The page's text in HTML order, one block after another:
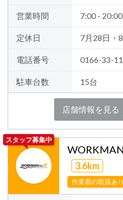
営業時間 7:00 - 20:00
定休日 7月28日・
電話番号 0166-33-
駐車台数 15台
店舗情報を見る
スタッフ募集中
3.6km
作業着の取扱あり